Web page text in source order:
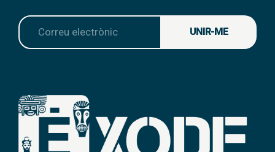
UNIR-ME